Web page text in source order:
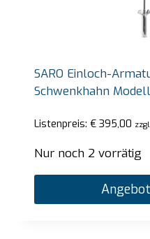
SARO Einloch-
Schwenkhahn
Listenpreis: €395,00
Nur noch 2 vorrätig